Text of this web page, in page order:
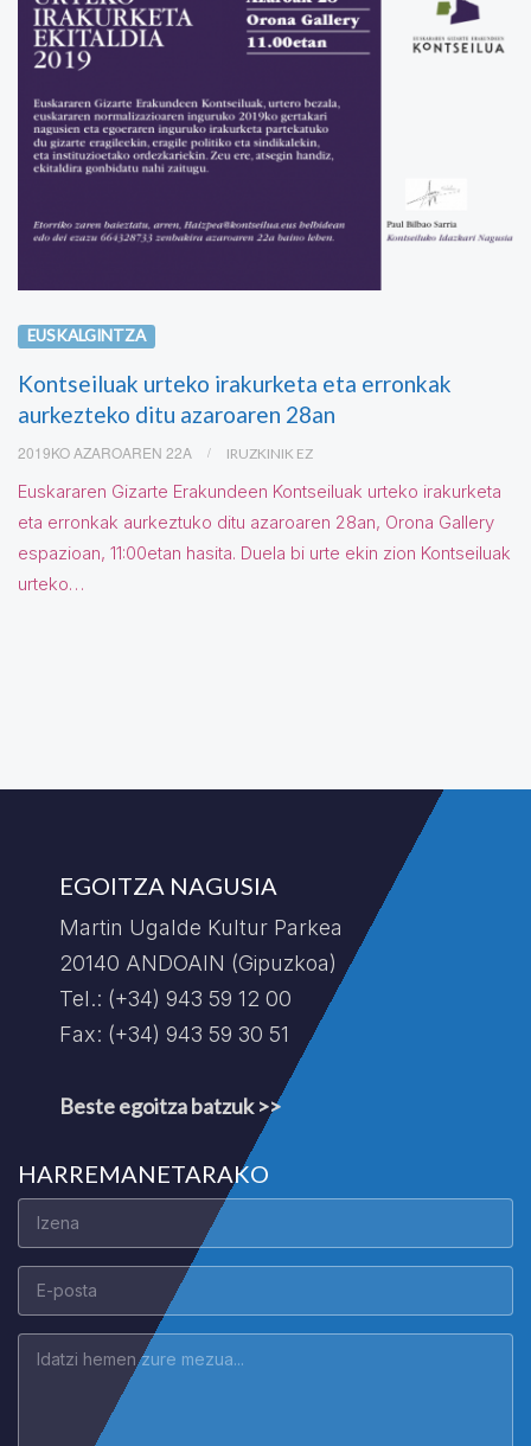
EUSKALGINTZA
Kontseiluak urteko irakurketa eta erronkak
aurkezteko ditu azaroaren 28an
2019KO AZAROAREN 22A IRUZKINIK EZ
Euskararen Gizarte Erakundeen Kontseiluak urteko irakurketa
eta erronkak aurkeztuko ditu azaroaren 28an, Orona Gallery
espazioan, 11:00etan hasita. Duela bi urte ekin zion Kontseiluak
urteko…
EGOITZA NAGUSIA
Martin Ugalde Kultur Parkea
20140 ANDOAIN (Gipuzkoa)
Tel.: (+34) 943 59 12 00
Fax: (+34) 943 59 30 51
Beste egoitza batzuk >>
HARREMANETARAKO